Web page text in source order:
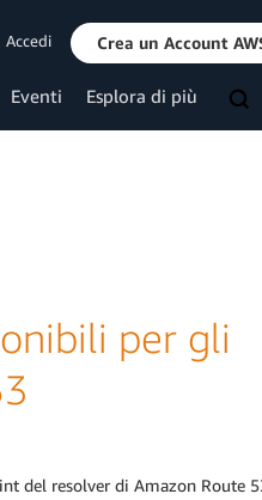
Accedi Crea un Account
Eventi Esplora di più
per gli
del resolver di Amazon Route